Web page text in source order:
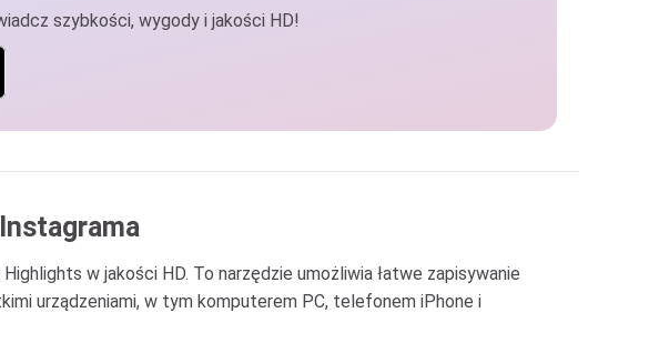
szybkości, wygody i jakości HD!
w jakości HD. To narzędzie umożliwia łatwe zapisywanie
urządzeniami, w tym komputerem PC, telefonem iPhone i